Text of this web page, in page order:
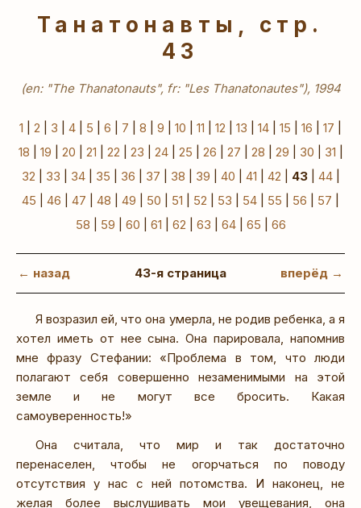
Танатонавты, стр.
43
(en: "The Thanatonauts", fr: "Les Thanatonautes"), 1994
1 2 3 4 5 6 7 8 9 10 11 12 13 14 15 16 17
18
19 20 21 22 23 24| 25 26 27 28 29 30 31
32
33 34| 35 36 37 38 39 40 41 42 43| 44|
45
46 47 48 49 50 51 52 53 54 55 56 57
58
59 60 61 62 63 64| 65 66
← назад 43-я страница вперёд →
Я возразил ей, что она умерла, не родив ребенка, а я
хотел иметь от нее сына. Она парировала, напомнив
мне фразу Стефании: «Проблема в том, что люди
полагают себя совершенно незаменимыми на этой
земле и не могут все бросить. Какая
самоуверенность!»
Она считала, что мир и так достаточно
перенаселен, чтобы не огорчаться по поводу
отсутствия у нас с ней потомства. И наконец, не
желая более выслушивать мои увещевания, она